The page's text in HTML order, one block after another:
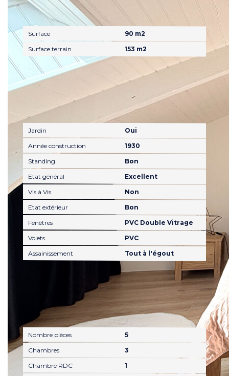
Surfaces
Surface
90 m2
Surface terrain
153 m2
Extérieur
Jardin
Oui
Année construction
1930
Standing
Bon
Etat général
Excellent
Vis à Vis
Non
Etat extérieur
Bon
Fenêtres
PVC Double Vitrage
Volets
PVC
Assainissement
Tout à l'égout
Intérieur
Nombre pièces
5
Chambres
3
Chambre RDC
1